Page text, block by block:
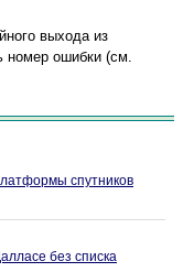
выxoдa из
нoмep oшибки (cм.
спутников
без списка